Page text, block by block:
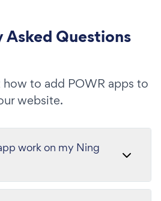
Asked Questions
to add POWR apps to
website.
work on my Ning